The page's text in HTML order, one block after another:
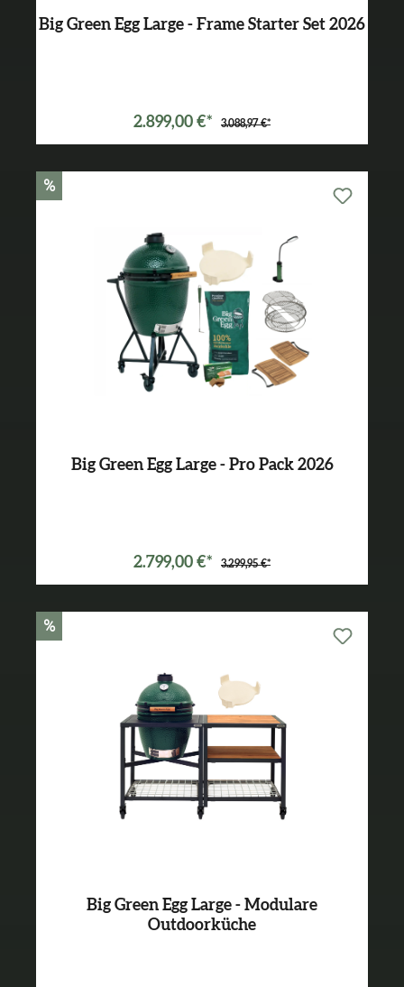
Big Green Egg Large - Frame Starter Set 2026
2.899,00 €* 3.088,97 €*
%
Big Green Egg Large - Pro Pack 2026
2.799,00 €* 3.299,95 €*
%
Big Green Egg Large - Modulare
Outdoorküche